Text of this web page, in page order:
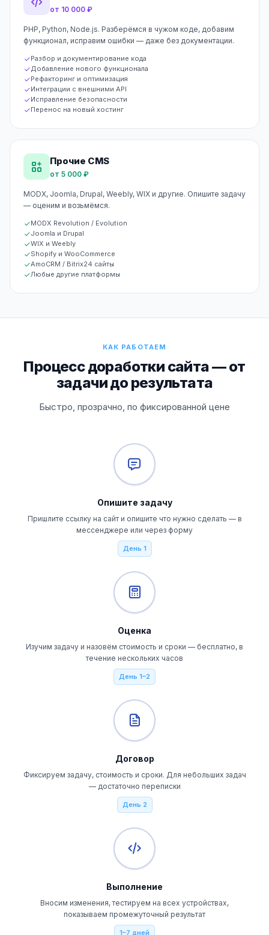
от 10 000 ₽
PHP, Python, Node.js. Разберёмся в чужом коде, добавим
функционал, исправим ошибки — даже без документации.
Разбор и документирование кода
Добавление нового функционала
Рефакторинг и оптимизация
Интеграции с внешними API
Исправление безопасности
Перенос на новый хостинг
Прочие CMS
от 5 000 ₽
MODX, Joomla, Drupal, Weebly, WIX и другие. Опишите задачу
— оценим и возьмёмся.
MODX Revolution / Evolution
Joomla и Drupal
WIX и Weebly
Shopify и WooCommerce
AmoCRM / Bitrix24 сайты
Любые другие платформы
КАК РАБОТАЕМ
Процесс доработки сайта — от
задачи до результата
Быстро, прозрачно, по фиксированной цене
Опишите задачу
Пришлите ссылку на сайт и опишите что нужно сделать — в
мессенджере или через форму
День 1
Оценка
Изучим задачу и назовём стоимость и сроки — бесплатно, в
течение нескольких часов
День 1–2
Договор
Фиксируем задачу, стоимость и сроки. Для небольших задач
— достаточно переписки
День 2
Выполнение
Вносим изменения, тестируем на всех устройствах,
показываем промежуточный результат
1–7 дней